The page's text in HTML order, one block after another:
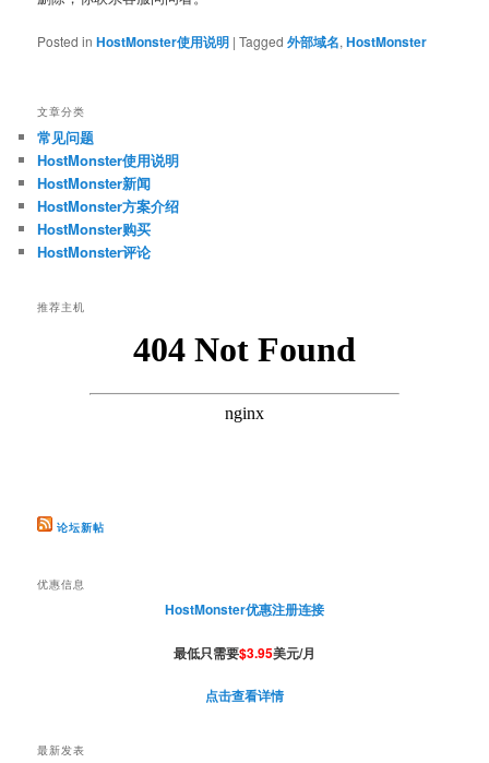
Posted in HostMonster使用说明 |Tagged 外部域名,HostMonster
文章分类
常见问题
HostMonster使用说明
HostMonster新闻
HostMonster方案介绍
HostMonster购买
HostMonster评论
推荐主机
论坛新帖
优惠信息
HostMonster优惠注册连接
最低只需要$3.95美元/月
点击查看详情
最新发表